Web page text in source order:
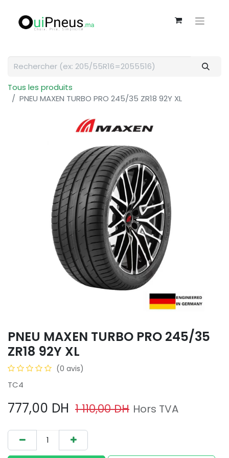
Tous les produits
PNEU MAXEN TURBO PRO 245/35 ZR18 92Y XL
PNEU MAXEN TURBO PRO 245/35
ZR18 92Y XL
(0 avis)
TC4
777,00 DH 1 110,00DH Hors TVA